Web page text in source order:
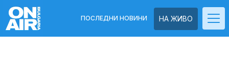
НА ЖИВО
ПОСЛЕДНИ НОВИНИ